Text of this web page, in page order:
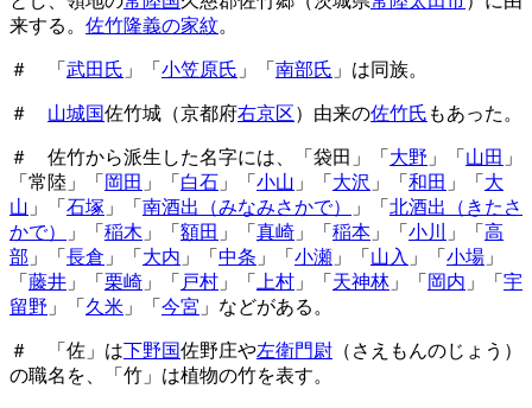
来する。 佐竹隆義の家紋。
＃ 「 武田氏 」「 小笠原氏 」「 南部氏 」は同族。
＃ 山城国佐竹城（京都府右京区）由来の佐竹氏 もあった。
＃ 佐竹から派生した名字には、「袋田」「 大野 」「 山田 」
「常陸」「 岡田 」「 白石 」「 小山 」「 大沢 」「 和田 」「 大
山 」「 石塚 」「 南酒出（みなみさかで） 」「 北酒出（きたさ
かで）
」「 稲木 」「 額田 」「 真崎 」「 稲本 」「 小川 」「 高
部 」「 長倉 」「 大内 」「 中条 」「 小瀬 」「 山入 」「 小場 」
「 藤井 」「 栗崎 」「 戸村 」「 上村 」「 天神林 」「 岡内 」「 宇
留野 」「 久米 」「 今宮 」などがある。
＃ 「佐」は下野国佐野庄や左衛門尉 （さえもんのじょう）
の職名を、「竹」は植物の竹を表す。